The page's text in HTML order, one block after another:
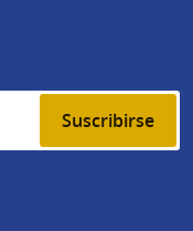
Suscribirse